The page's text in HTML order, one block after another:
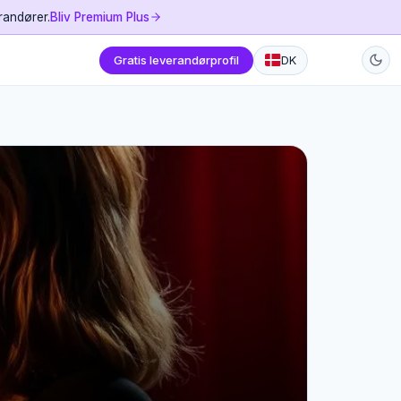
Bliv Premium Plus
Gratis leverandørprofil DK